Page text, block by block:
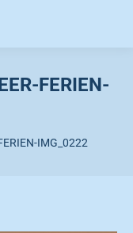
FERIEN-
IMG_0222